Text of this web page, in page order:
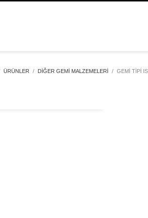
ÜRÜNLER DIĞER GEMI MALZEMELERI GEMI TIPI